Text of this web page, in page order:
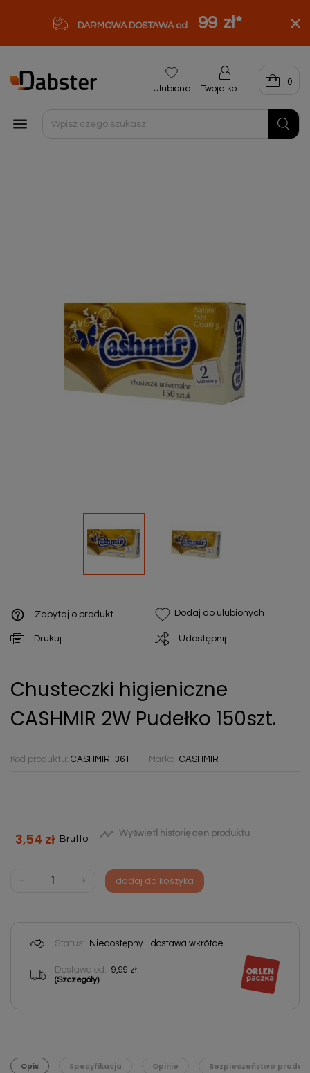
DARMOWA DOSTAWA od 99 zł*

Ulubione Twoje konto
0
help_outline Zapytaj o produkt Dodaj do ulubionych
Drukuj Udostępnij
Chusteczki higieniczne
CASHMIR 2W Pudełko 150szt.
Kod produktu: CASHMIR1361 Marka: CASHMIR
3,54 zł Brutto  Wyświetl historię cen produktu
- + dodaj do koszyka
Status: Niedostępny - dostawa wkrótce
Dostawa od: 9,99 zł
(Szczegóły)
Opis Specyfikacja Opinie Bezpieczeństwo